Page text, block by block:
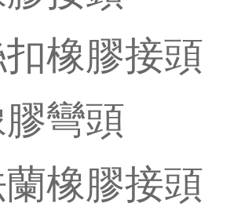
橡膠接頭
彎頭
橡膠接頭